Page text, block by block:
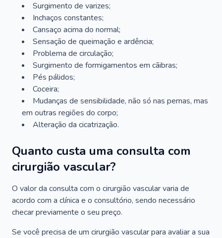
Surgimento de varizes;
Inchaços constantes;
Cansaço acima do normal;
Sensação de queimação e ardência;
Problema de circulação;
Surgimento de formigamentos em cãibras;
Pés pálidos;
Coceira;
Mudanças de sensibilidade, não só nas pernas, mas
em outras regiões do corpo;
Alteração da cicatrização.
Quanto custa uma consulta com
cirurgião vascular?
O valor da consulta com o cirurgião vascular varia de
acordo com a clínica e o consultório, sendo necessário
checar previamente o seu preço.
Se você precisa de um cirurgião vascular para avaliar a sua